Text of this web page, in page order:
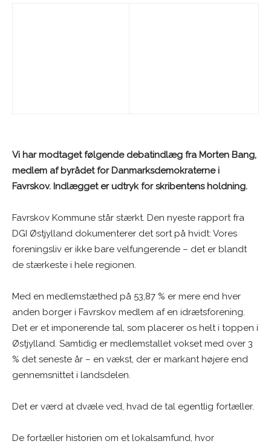
Vi har modtaget følgende debatindlæg fra Morten Bang,
medlem af byrådet for Danmarksdemokraterne i
Favrskov. Indlægget er udtryk for skribentens holdning.
Favrskov Kommune står stærkt. Den nyeste rapport fra
DGI Østjylland dokumenterer det sort på hvidt: Vores
foreningsliv er ikke bare velfungerende – det er blandt
de stærkeste i hele regionen.
Med en medlemstæthed på 53,87 % er mere end hver
anden borger i Favrskov medlem af en idrætsforening.
Det er et imponerende tal, som placerer os helt i toppen i
Østjylland. Samtidig er medlemstallet vokset med over 3
% det seneste år – en vækst, der er markant højere end
gennemsnittet i landsdelen.
Det er værd at dvæle ved, hvad de tal egentlig fortæller.
De fortæller historien om et lokalsamfund, hvor